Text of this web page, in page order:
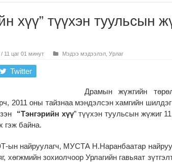
хүү” түүхэн туульсын
11 цаг 01 минут Мэдээ мэдээлэл Урлаг
Twitter
Драмын жүжгийн
2011 оны тайзнаа мэндэлсэн хамгийн
“Тэнгэрийн хүү” түүхэн туульсын жүжиг
гэж байна.
ын найруулагч, МУСТА Н.Наранбаатар
хөгжмийн зохиолчоор Урлагийн гавьяат